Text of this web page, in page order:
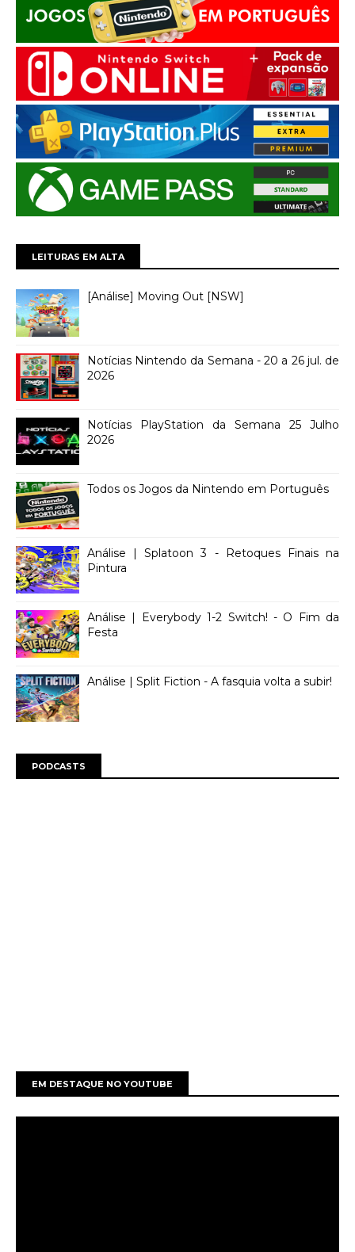
LEITURAS EM ALTA
[Análise] Moving Out [NSW]
Notícias Nintendo da Semana - 20 a 26 jul. de
2026
Notícias PlayStation da Semana 25 Julho
2026
Todos os Jogos da Nintendo em Português
Análise | Splatoon 3 - Retoques Finais na
Pintura
Análise | Everybody 1-2 Switch! - O Fim da
Festa
Análise | Split Fiction - A fasquia volta a subir!
PODCASTS
EM DESTAQUE NO YOUTUBE